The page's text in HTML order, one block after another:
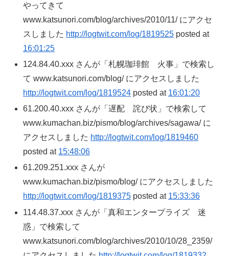
やってきて
www.katsunori.com/blog/archives/2010/11/ にアクセ
スしました http://logtwit.com/log/1819525 posted at
16:01:25
124.84.40.xxx さんが「札幌珈琲館 火事」で検索し
て www.katsunori.com/blog/ にアクセスしました
http://logtwit.com/log/1819524 posted at 16:01:20
61.200.40.xxx さんが「遅配 詫び状」で検索して
www.kumachan.biz/pismo/blog/archives/sagawa/ に
アクセスしました http://logtwit.com/log/1819460
posted at 15:48:06
61.209.251.xxx さんが
www.kumachan.biz/pismo/blog/ にアクセスしました
http://logtwit.com/log/1819375 posted at 15:33:36
114.48.37.xxx さんが「真和エンタープライズ 迷
惑」で検索して
www.katsunori.com/blog/archives/2010/10/28_2359/